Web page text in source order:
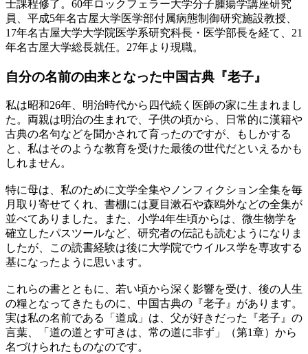
士課程修了。60年ロックフェラー大学分子腫瘍学講座研究
員、平成5年名古屋大学医学部付属病態制御研究施設教授、
17年名古屋大学大学院医学系研究科長・医学部長を経て、21
年名古屋大学総長就任。27年より現職。
自分の名前の由来となった中国古典『老子』
私は昭和26年、明治時代から四代続く医師の家に生まれまし
た。両親は明治の生まれで、子供の頃から、日常的に漢籍や
古典の名句などを聞かされて育ったのですが、もしかする
と、私はそのような教育を受けた最後の世代だといえるかも
しれません。
特に母は、私のために文学全集やノンフィクション全集を毎
月取り寄せてくれ、書棚には夏目漱石や森鴎外などの全集が
並べてありました。また、小学4年生頃からは、微生物学を
確立したパスツールなど、研究者の伝記も読むようになりま
したが、この読書経験は後に大学院でウイルス学を専攻する
基になったように思います。
これらの書とともに、若い頃から深く影響を受け、後の人生
の糧となってきたものに、中国古典の『老子』があります。
実は私の名前である「道成」は、父が好きだった『老子』の
言葉、「道の道とす可きは、常の道に非ず」（第1章）から
名づけられたものなのです。